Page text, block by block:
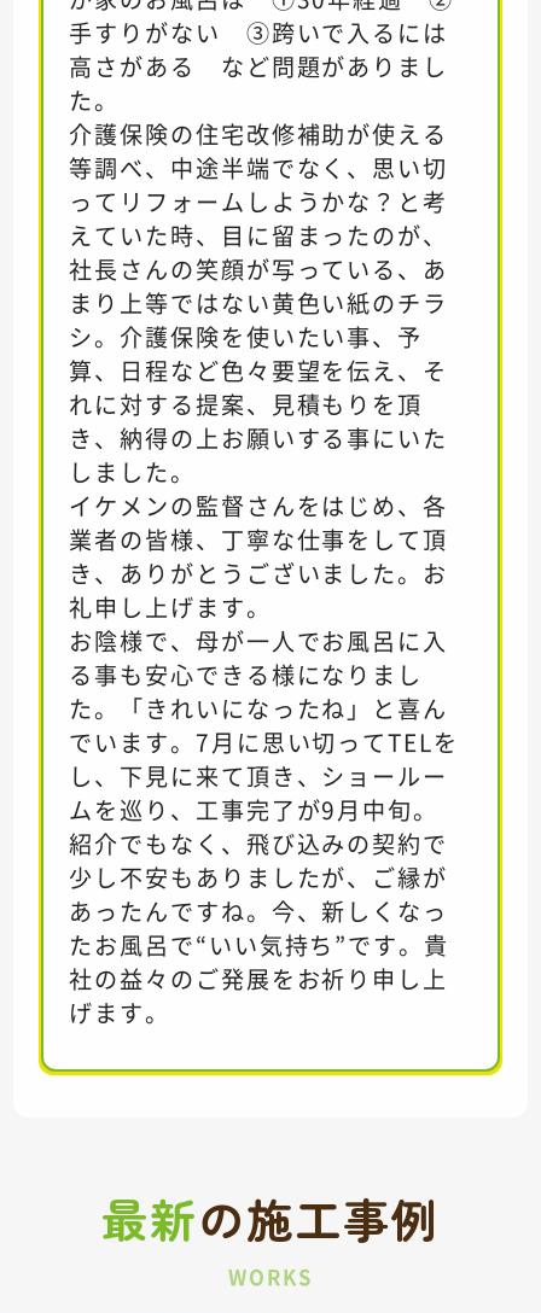
手すりがない ③跨いで入るには
高さがある など問題がありまし
た。
介護保険の住宅改修補助が使える
等調べ、中途半端でなく、思い切
ってリフォームしようかな？と考
えていた時、目に留まったのが、
社長さんの笑顔が写っている、あ
まり上等ではない黄色い紙のチラ
シ。介護保険を使いたい事、予
算、日程など色々要望を伝え、そ
れに対する提案、見積もりを頂
き、納得の上お願いする事にいた
しました。
イケメンの監督さんをはじめ、各
業者の皆様、丁寧な仕事をして頂
き、ありがとうございました。お
礼申し上げます。
お陰様で、母が一人でお風呂に入
る事も安心できる様になりまし
た。「きれいになったね」と喜ん
でいます。7月に思い切ってTELを
し、下見に来て頂き、ショールー
ムを巡り、工事完了が9月中旬。
紹介でもなく、飛び込みの契約で
少し不安もありましたが、ご縁が
あったんですね。今、新しくなっ
たお風呂で“いい気持ち”です。貴
社の益々のご発展をお祈り申し上
げます。
最新の施工事例
WORKS